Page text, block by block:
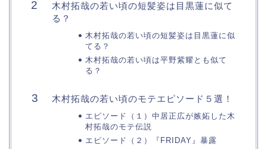
木村拓哉の若い頃の短髪姿は目黒蓮に似て
る？
木村拓哉の若い頃の短髪姿は目黒蓮に似
てる？
木村拓哉の若い頃は平野紫耀とも似て
る？
木村拓哉の若い頃のモテエピソード５選！
エピソード（１）中居正広が嫉妬した木
村拓哉のモテ伝説
エピソード（２）『FRIDAY』暴露